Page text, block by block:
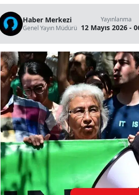
Haber Merkezi
Genel Yayın Müdürü
Yayınlanma
12 Mayıs 2026 -